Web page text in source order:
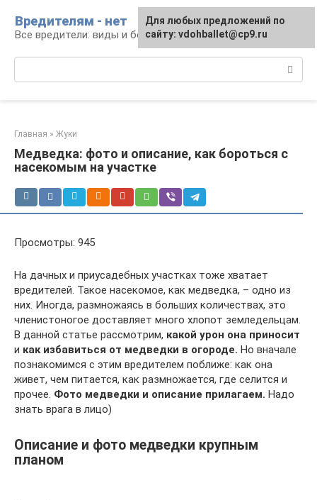
контенту
Вредителям - нет
Все вредители: виды и борьба
Главная » Жуки
Медведка: фото и описание, как бороться с
насекомым на участке
Просмотры: 945
На дачных и приусадебных участках тоже хватает
вредителей. Такое насекомое, как медведка, – одно из
них. Иногда, размножаясь в больших количествах, это
членистоногое доставляет много хлопот земледельцам.
В данной статье рассмотрим, какой урон она приносит
и как избавиться от медведки в огороде. Но вначале
познакомимся с этим вредителем поближе: как она
живет, чем питается, как размножается, где селится и
прочее. Фото медведки и описание прилагаем. Надо
знать врага в лицо)
Описание и фото медведки крупным
планом
Для любых предложений по
сайту: vdohballet@cp9.ru